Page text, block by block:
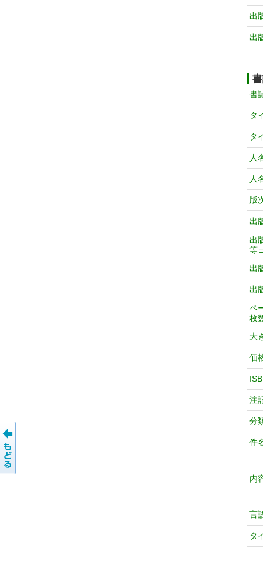
出
出
書
タ
タ
人
人
版
出
出
等
出
出
ペ
枚
大
価
注
分
件
内
言
タ